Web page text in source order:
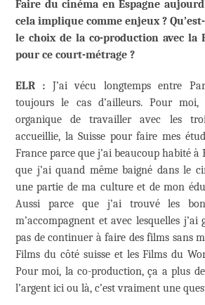
Faire du cinéma en Espagne
cela implique comme enjeux ?
le choix de la co-production avec la
pour ce court-métrage ?
ELR : J’ai vécu longtemps entre
toujours le cas d’ailleurs. Pour moi,
organique de travailler avec les
accueillie, la Suisse pour faire mes
France parce que j’ai beaucoup habité à
que j’ai quand même baigné dans le
une partie de ma culture et de mon
Aussi parce que j’ai trouvé les
m’accompagnent et avec lesquelles j’ai
pas de continuer à faire des films sans
Films du côté suisse et les Films du
Pour moi, la co-production, ça a plus
l’argent ici ou là, c’est vraiment une